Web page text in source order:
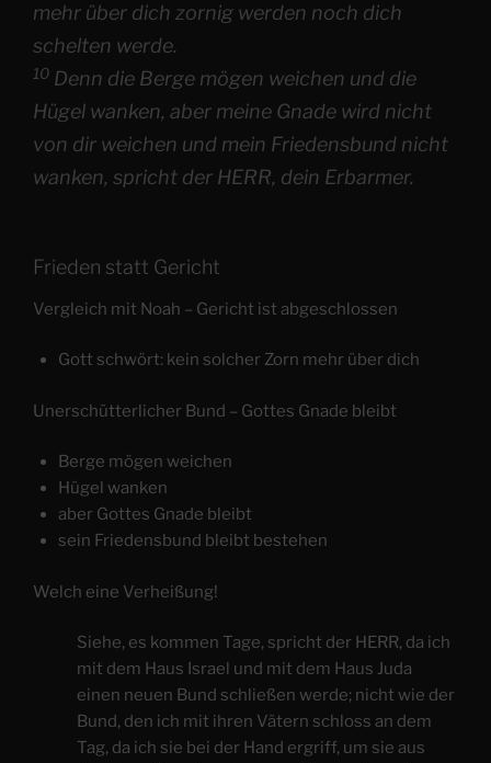
mehr über dich zornig werden noch dich
schelten werde.
10 Denn die Berge mögen weichen und die
Hügel wanken, aber meine Gnade wird nicht
von dir weichen und mein Friedensbund nicht
wanken, spricht der HERR, dein Erbarmer.
Frieden statt Gericht
Vergleich mit Noah – Gericht ist abgeschlossen
Gott schwört: kein solcher Zorn mehr über dich
Unerschütterlicher Bund – Gottes Gnade bleibt
Berge mögen weichen
Hügel wanken
aber Gottes Gnade bleibt
sein Friedensbund bleibt bestehen
Welch eine Verheißung!
Siehe, es kommen Tage, spricht der HERR, da ich
mit dem Haus Israel und mit dem Haus Juda
einen neuen Bund schließen werde; nicht wie der
Bund, den ich mit ihren Vätern schloss an dem
Tag, da ich sie bei der Hand ergriff, um sie aus